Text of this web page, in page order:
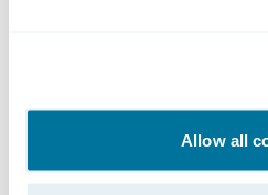
Allow all